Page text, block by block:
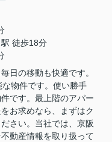
駅 徒歩18分
日の移動も快適です。
物件です。使い勝手
です。最上階のアパー
お求めなら、まずはク
さい。当社では、京阪
動産情報を取り扱って